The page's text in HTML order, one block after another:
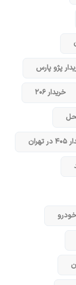
پژو پارس
خریدار ۲۰۶